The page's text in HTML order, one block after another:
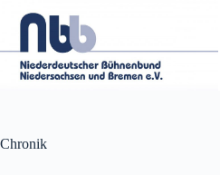
Inhalt
Chronik